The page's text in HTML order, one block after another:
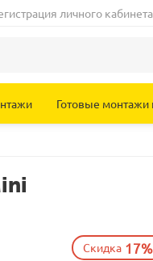
личного кабинета
Готовые монтажи